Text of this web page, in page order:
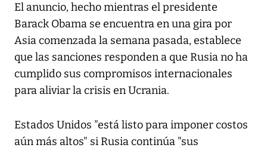
El anuncio, hecho mientras el presidente
Barack Obama se encuentra en una gira por
Asia comenzada la semana pasada, establece
que las sanciones responden a que Rusia no ha
cumplido sus compromisos internacionales
para aliviar la crisis en Ucrania.
Estados Unidos "está listo para imponer costos
aún más altos" si Rusia continúa "sus